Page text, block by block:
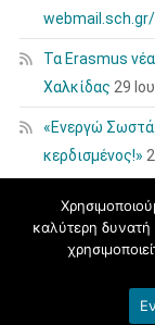
Τα Erasmus
Χαλκίδας 29
«Ενεργώ Σωστά:
κερδισμένος!»
Όροι χρήσης
καλύτερη δυνατή